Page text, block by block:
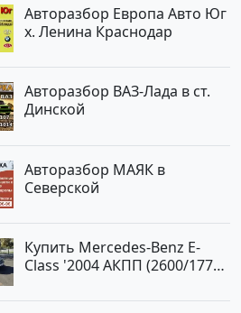
Авторазбор Европа Авто Юг
х. Ленина Краснодар
Авторазбор ВАЗ-Лада в ст.
Динской
Авторазбор МАЯК в
Северской
Купить Mercedes-Benz E-
Class '2004 АКПП (2600/177
Новороссийск цвет черный